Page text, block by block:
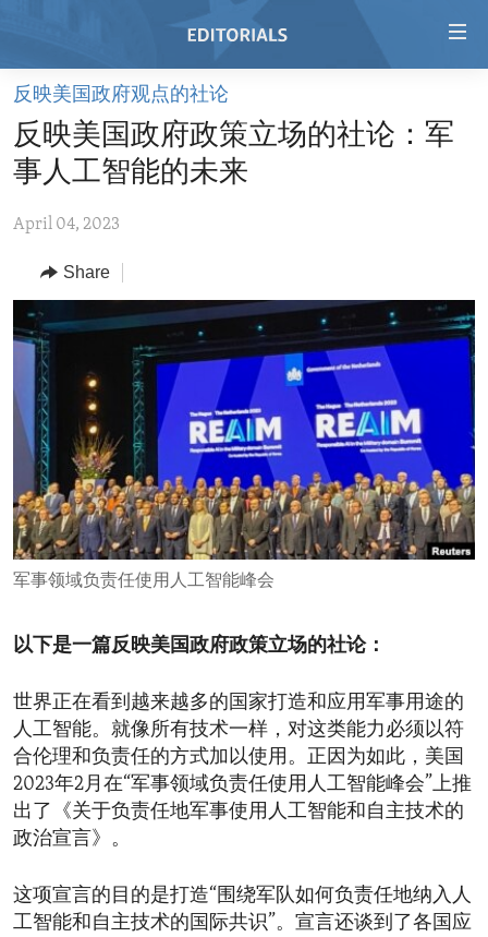
Skip
main
content
to
Navigation
Skip
to
Search
HOME
VIDEO
REGIONS
AFRICA
AMERICAS
ASIA
EUROPE
MIDDLE EAST
TOPICS
HUMAN RIGHTS
SECURITY AND DEFENSE
AID AND DEVELOPMENT
DEMOCRACY AND GOVERNANCE
ECONOMY AND TRADE
ENVIRONMENT AND HEALTH
IDEALS AND INSTITUTIONS
ARCHIVE
ABOUT US
FOLLOW US
反映美国政府观点的社论
反映美国政府政策立场的社论：军
事人工智能的未来
April 04, 2023
Share
军事领域负责任使用人工智能峰会
以下是一篇反映美国政府政策立场的社论：
世界正在看到越来越多的国家打造和应用军事用途的
人工智能。就像所有技术一样，对这类能力必须以符
合伦理和负责任的方式加以使用。正因为如此，美国
2023年2月在“军事领域负责任使用人工智能峰会”上推
出了《关于负责任地军事使用人工智能和自主技术的
政治宣言》。
这项宣言的目的是打造“围绕军队如何负责任地纳入人
工智能和自主技术的国际共识”。宣言还谈到了各国应